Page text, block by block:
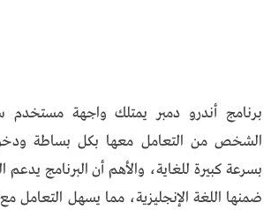
برنامج أندرو دمبر يمتلك واجهة
الشخص من التعامل معها بكل بساطة
بسرعة كبيرة للغاية، والأهم أن البرنامج
ضمنها اللغة الإنجليزية، مما يسهل التعامل